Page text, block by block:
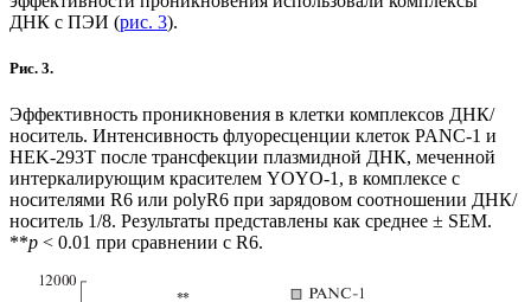
ДНК с ПЭИ (рис. 3).
Рис. 3.
Эффективность проникновения в клетки комплексов ДНК/
носитель. Интенсивность флуоресценции клеток PANC-1 и
HEK-293T после трансфекции плазмидной ДНК, меченной
интеркалирующим красителем YOYO-1, в комплексе с
носителями R6 или polyR6 при зарядовом соотношении ДНК/
носитель 1/8. Результаты представлены как среднее ± SEM.
**p < 0.01 при сравнении с R6.